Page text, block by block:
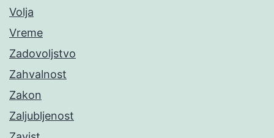
Volja
Vreme
Zadovoljstvo
Zahvalnost
Zakon
Zaljubljenost